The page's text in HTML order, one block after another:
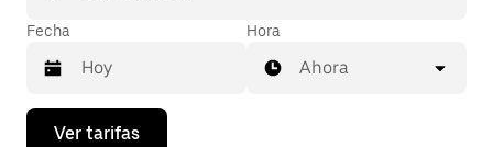
Fecha
Presiona
Hora
Ahora
Ver tarifas